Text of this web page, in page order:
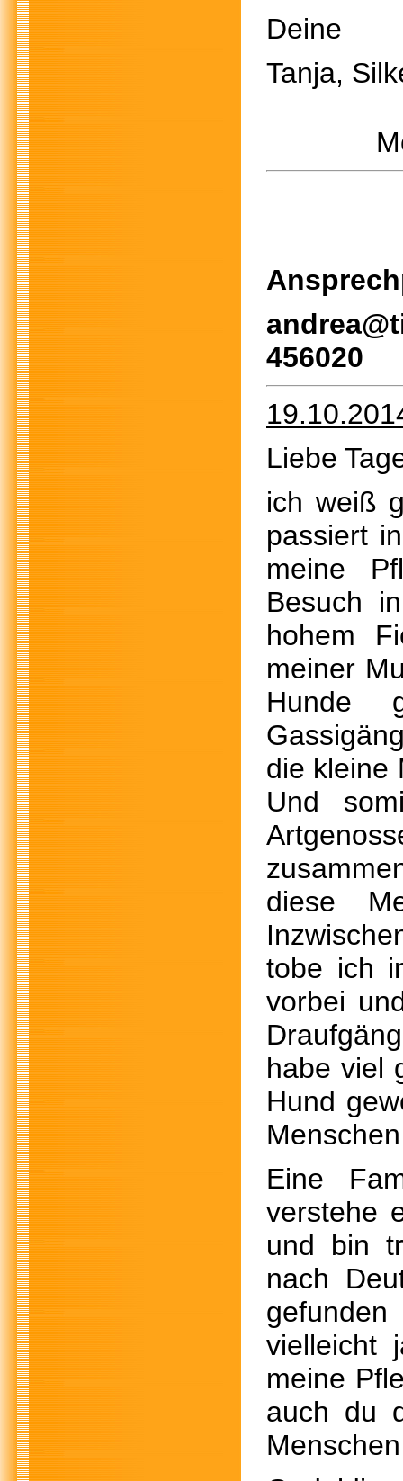
Deine
Tanja,
456020
Liebe
ich weiß
passiert
meine
Besuch
hohem
meiner
Hunde
die kleine
Und
diese
tobe ich
vorbei
habe viel
Hund
Eine
verstehe
und bin
nach
vielleicht
meine
auch du